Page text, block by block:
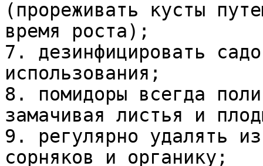
(прореживать кусты
время роста);
7. дезинфицировать
использования;
8. помидоры всегда
замачивая листья и
9. регулярно удалять
сорняков и органику;